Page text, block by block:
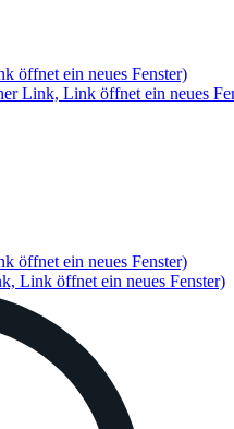
öffnet ein neues Fenster)
Link, Link öffnet ein neues
öffnet ein neues Fenster)
Link öffnet ein neues Fenster)